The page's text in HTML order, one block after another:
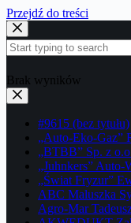
Przejdź do treści
Brak wyników
#9615 (bez tytułu)
„Auto-Eko-Gaz”
„BTBB” Sp. z
„Juhnkers” Auto-
„Świat Fryzur”
ABC Maluszka
Agro-Mar